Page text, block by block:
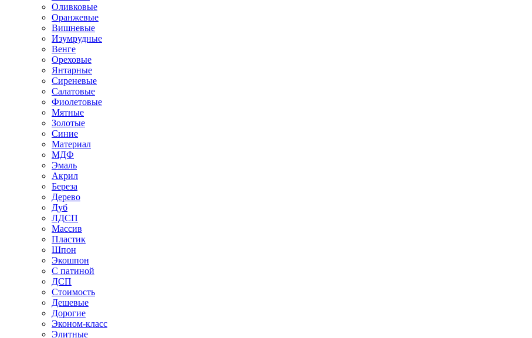
Оливковые
Оранжевые
Вишневые
Изумрудные
Венге
Ореховые
Янтарные
Сиреневые
Салатовые
Фиолетовые
Мятные
Золотые
Синие
Материал
МДФ
Эмаль
Акрил
Береза
Дерево
Дуб
ЛДСП
Массив
Пластик
Шпон
Экошпон
С патиной
ДСП
Стоимость
Дешевые
Дорогие
Эконом-класс
Элитные